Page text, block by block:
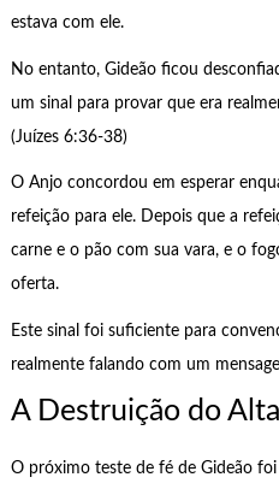
estava com ele.
No entanto, Gideão ficou
um sinal para provar que era
(Juízes 6:36-38)
O Anjo concordou em esperar
refeição para ele. Depois que a
carne e o pão com sua vara, e o
oferta.
Este sinal foi suficiente para
realmente falando com um
A Destruição do
O próximo teste de fé de Gideão